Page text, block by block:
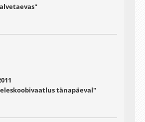
tänapäeval"